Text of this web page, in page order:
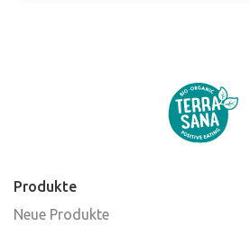
Produkte
Neue Produkte